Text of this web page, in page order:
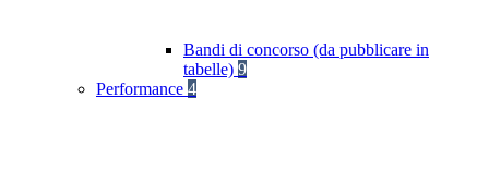
Bandi di concorso (da pubblicare in
tabelle) 9
Performance 4